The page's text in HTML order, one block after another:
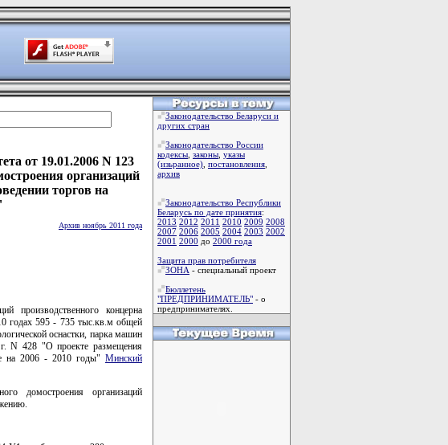
от 19.01.2006 N 123
организаций
торгов на
Архив ноябрь 2011 года
производственного концерна
годах 595 - 735 тыс.кв.м общей
оснастки, парка машин
N 428 "О проекте размещения
на 2006 - 2010 годы" Минский
домостроения организаций
Законодательство Беларуси и
других стран
Законодательство России
кодексы законы указы
(изьранное) постановления
архив
Законодательство Республики
Беларусь по дате принятия:
2013 2012 2011 2010 2009 2008
2007 2006 2005 2004 2003 2002
2001 2000 до 2000 года
Защита прав потребителя
ЗОНА - специальный проект
Бюллетень
"ПРЕДПРИНИМАТЕЛЬ" - о
предпринимателях.